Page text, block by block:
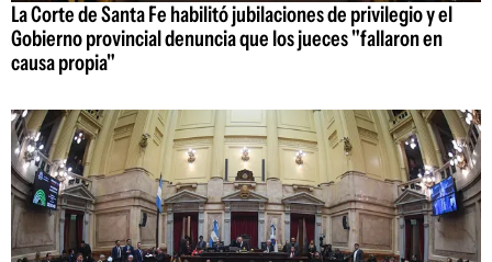
La Corte de Santa Fe habilitó jubilaciones de privilegio y el
Gobierno provincial denuncia que los jueces "fallaron en
causa propia"